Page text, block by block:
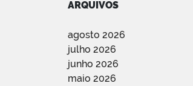
ARQUIVOS
agosto 2026
julho 2026
junho 2026
maio 2026